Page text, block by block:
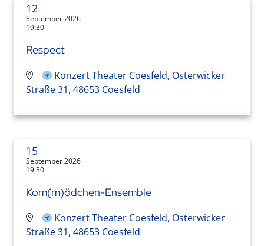
12
September 2026
19:30
Respect
Konzert Theater Coesfeld, Osterwicker
Straße 31, 48653 Coesfeld
15
September 2026
19:30
Kom(m)ödchen-Ensemble
Konzert Theater Coesfeld, Osterwicker
Straße 31, 48653 Coesfeld